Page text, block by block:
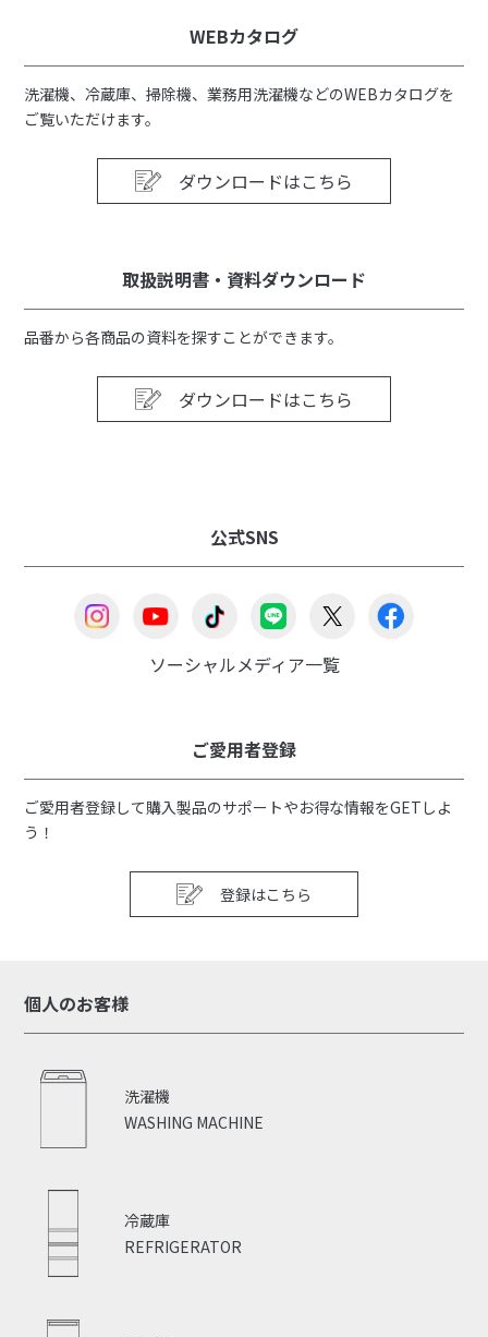
WEBカタログ
洗濯機、冷蔵庫、掃除機、業務用洗濯機などのWEBカタログを
ご覧いただけます。
ダウンロードはこちら
取扱説明書・資料ダウンロード
品番から各商品の資料を探すことができます。
ダウンロードはこちら
公式SNS
ソーシャルメディア一覧
ご愛用者登録
ご愛用者登録して購入製品のサポートやお得な情報をGETしよ
う！
登録はこちら
個人のお客様
WASHING MACHINE
洗濯機
REFRIGERATOR
冷蔵庫